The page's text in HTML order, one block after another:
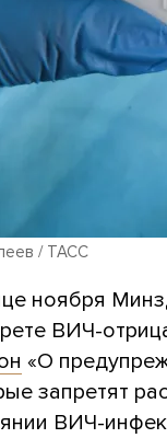
/ ТАСС
ноября
ВИЧ-
«О
запретят
ВИЧ-